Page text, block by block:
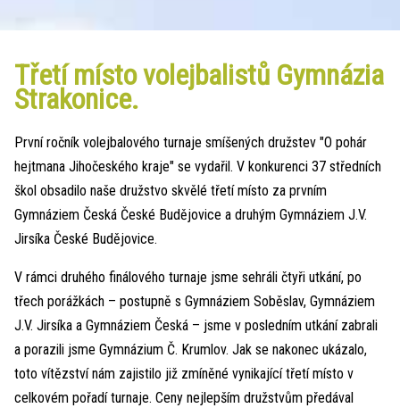
Třetí místo volejbalistů Gymnázia
Strakonice.
První ročník volejbalového turnaje smíšených družstev "O pohár
hejtmana Jihočeského kraje" se vydařil. V konkurenci 37 středních
škol obsadilo naše družstvo skvělé třetí místo za prvním
Gymnáziem Česká České Budějovice a druhým Gymnáziem J.V.
Jirsíka České Budějovice.
V rámci druhého finálového turnaje jsme sehráli čtyři utkání, po
třech porážkách – postupně s Gymnáziem Soběslav, Gymnáziem
J.V. Jirsíka a Gymnáziem Česká – jsme v posledním utkání zabrali
a porazili jsme Gymnázium Č. Krumlov. Jak se nakonec ukázalo,
toto vítězství nám zajistilo již zmíněné vynikající třetí místo v
celkovém pořadí turnaje. Ceny nejlepším družstvům předával